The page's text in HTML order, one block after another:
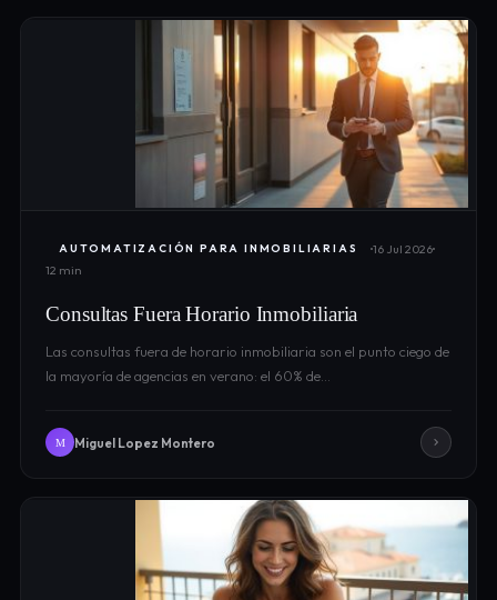
AUTOMATIZACIÓN PARA INMOBILIARIAS
16 Jul 2026
12 min
Consultas Fuera Horario Inmobiliaria
Las consultas fuera de horario inmobiliaria son el punto ciego de
la mayoría de agencias en verano: el 60% de…
M Miguel Lopez Montero